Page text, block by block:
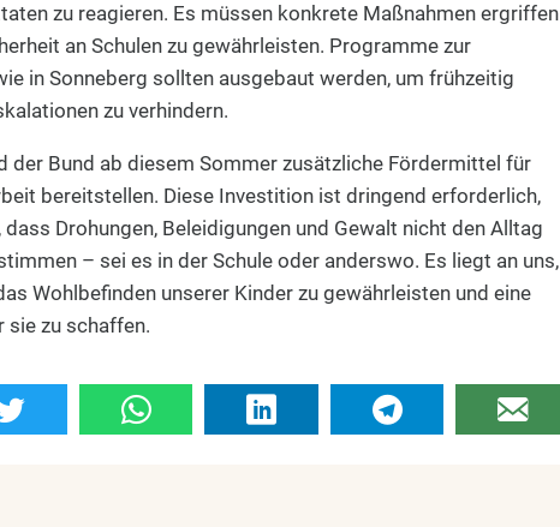
zu reagieren. Es müssen konkrete Maßnahmen ergriffen
an Schulen zu gewährleisten. Programme zur
in Sonneberg sollten ausgebaut werden, um frühzeitig
zu verhindern.
der Bund ab diesem Sommer zusätzliche Fördermittel für
bereitstellen. Diese Investition ist dringend erforderlich,
Drohungen, Beleidigungen und Gewalt nicht den Alltag
– sei es in der Schule oder anderswo. Es liegt an uns,
Wohlbefinden unserer Kinder zu gewährleisten und eine
sie zu schaffen.